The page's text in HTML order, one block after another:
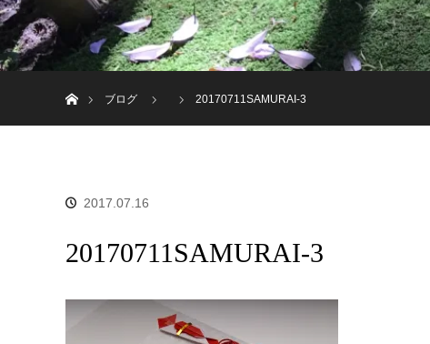
ブログ
20170711SAMURAI-3
2017.07.16
20170711SAMURAI-3